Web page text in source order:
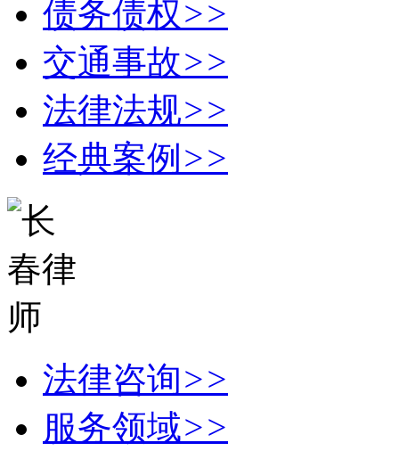
债务债权>>
交通事故>>
法律法规>>
经典案例 >>
法律咨询>>
服务领域>>